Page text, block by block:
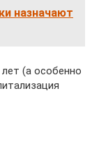
назначают
(а особенно